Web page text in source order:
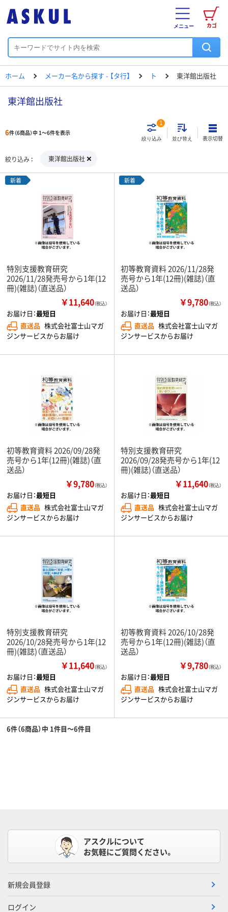
カゴ
メニュー
ホーム メーカー名から探す - 【タ行】 ト 東洋館出版社
東洋館出版社
6件（6商品）中 1～6件を表示
絞り込み
1
並び替え 表示切替
絞り込み 東洋館出版社
新着
特別支援教育研究
2026/11/28発売号から1年(12
冊)(雑誌)（直送品）
￥11,640（税込）
お届け日：最短日
直送品 株式会社富士山マガ
ジンサービスからお届け
新着
初等教育資料 2026/11/28発
売号から1年(12冊)(雑誌)（直
送品）
￥9,780（税込）
お届け日：最短日
直送品 株式会社富士山マガ
ジンサービスからお届け
初等教育資料 2026/09/28発
売号から1年(12冊)(雑誌)（直
送品）
￥9,780（税込）
お届け日：最短日
直送品 株式会社富士山マガ
ジンサービスからお届け
特別支援教育研究
2026/09/28発売号から1年(12
冊)(雑誌)（直送品）
￥11,640（税込）
お届け日：最短日
直送品 株式会社富士山マガ
ジンサービスからお届け
特別支援教育研究
2026/10/28発売号から1年(12
冊)(雑誌)（直送品）
￥11,640（税込）
お届け日：最短日
直送品 株式会社富士山マガ
ジンサービスからお届け
初等教育資料 2026/10/28発
売号から1年(12冊)(雑誌)（直
送品）
￥9,780（税込）
お届け日：最短日
直送品 株式会社富士山マガ
ジンサービスからお届け
6件（6商品）中 1件目～6件目
アスクルについて
お気軽にご質問ください。
新規会員登録
ログイン